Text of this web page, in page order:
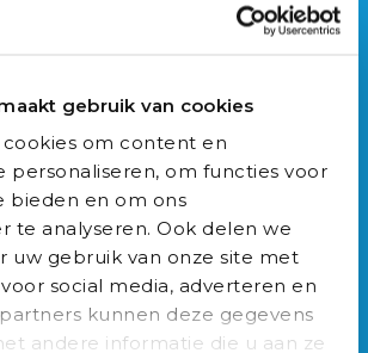
gebruik van cookies
om content en
personaliseren, om functies voor
bieden en om ons
te analyseren. Ook delen we
uw gebruik van onze site met
social media, adverteren en
kunnen deze gegevens
andere informatie die u aan ze